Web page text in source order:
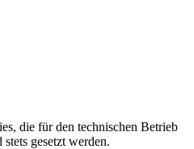
die für den technischen Betrieb
gesetzt werden.